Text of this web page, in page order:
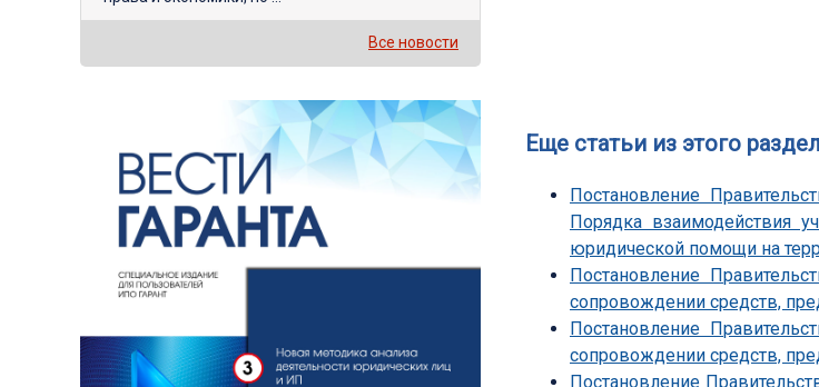
Еще статьи из этого
Постановление
Порядка взаимодействия
юридической помощи на
Постановление
сопровождении средств,
Постановление
сопровождении средств,
Постановление
Все новости